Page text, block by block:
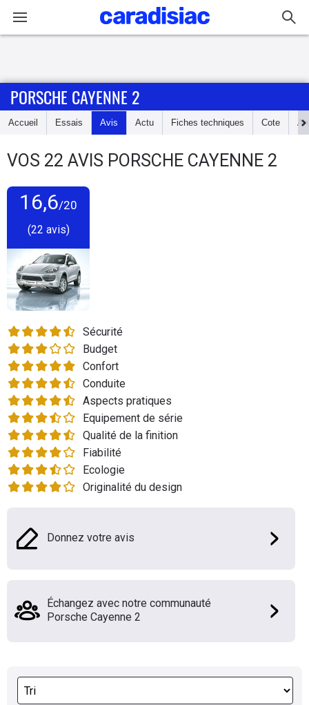
Accueil
Essais
Guide
Electriques
Utilitaires
Flottes
Auto
Services
Forum
Moto
Marques
PORSCHE CAYENNE 2
Accueil Essais Avis Actu Fiches techniques Cote
VOS 22 AVIS PORSCHE CAYENNE 2
16,6/20
(22 avis)
Sécurité
Budget
Confort
Conduite
Aspects pratiques
Equipement de série
Qualité de la finition
Fiabilité
Ecologie
Originalité du design
Donnez votre avis
Échangez avec notre communauté
Porsche Cayenne 2